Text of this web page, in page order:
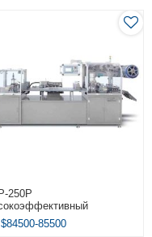
250P
Шприц Для
В Блистерной
84500-85500